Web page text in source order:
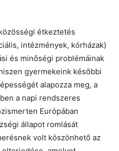
étkeztetés
intézmények, kórházak)
és minőségi problémáinak
gyermekeink későbbi
alapozza meg, a
a napi rendszeres
Európában
állapot romlását
volt köszönhető az